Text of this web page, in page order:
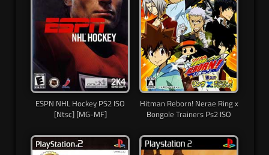
ESPN NHL Hockey PS2 ISO
[Ntsc] [MG-MF]
Hitman Reborn! Nerae Ring x
Bongole Trainers Ps2 ISO